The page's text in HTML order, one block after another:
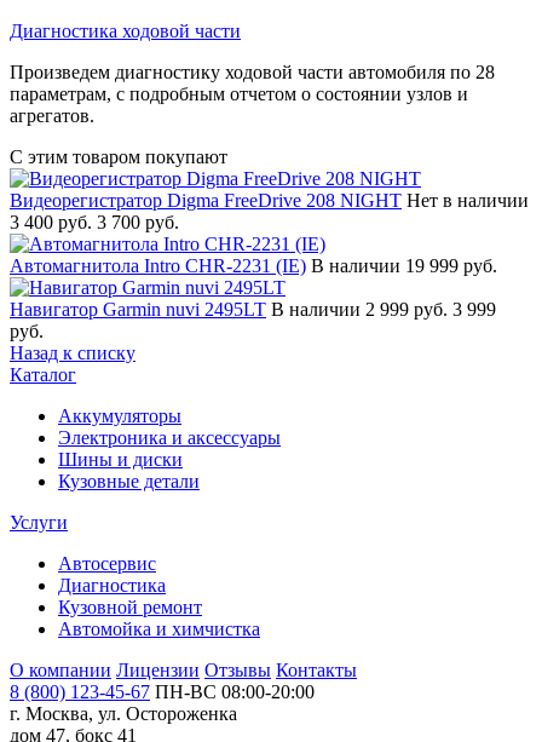
Диагностика ходовой части
Произведем диагностику ходовой части автомобиля по 28
параметрам, с подробным отчетом о состоянии узлов и
агрегатов.
С этим товаром покупают
Видеорегистратор Digma FreeDrive 208 NIGHT Нет в наличии
3 400 руб. 3 700 руб.
Автомагнитола Intro CHR-2231 (IE) В наличии 19 999 руб.
Навигатор Garmin nuvi 2495LT В наличии 2 999 руб. 3 999
руб.
Назад к списку
Каталог
Аккумуляторы
Электроника и аксессуары
Шины и диски
Кузовные детали
Услуги
Автосервис
Диагностика
Кузовной ремонт
Автомойка и химчистка
О компании Лицензии Отзывы Контакты
8 (800) 123-45-67 ПН-ВС 08:00-20:00
г. Москва, ул. Остороженка
дом 47, бокс 41